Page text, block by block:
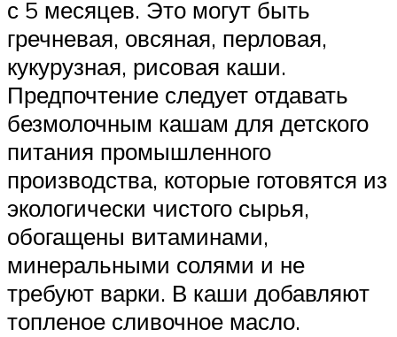
с 5 месяцев. Это могут быть
гречневая, овсяная, перловая,
кукурузная, рисовая каши.
Предпочтение следует отдавать
безмолочным кашам для детского
питания промышленного
производства, которые готовятся из
экологически чистого сырья,
обогащены витаминами,
минеральными солями и не
требуют варки. В каши добавляют
топленое сливочное масло.